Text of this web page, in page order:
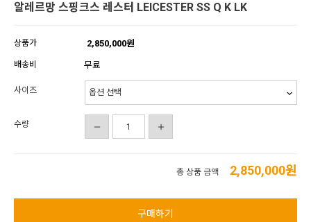
알레르망 스핑크스 레스터 LEICESTER SS Q K LK
상품가 2,850,000원
배송비 무료
사이즈
수량
총 상품 금액 2,850,000원
구매하기